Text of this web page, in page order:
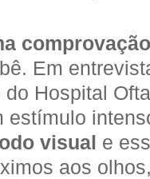
comprovação
Em
Hospital
estímulo
visual e
aos